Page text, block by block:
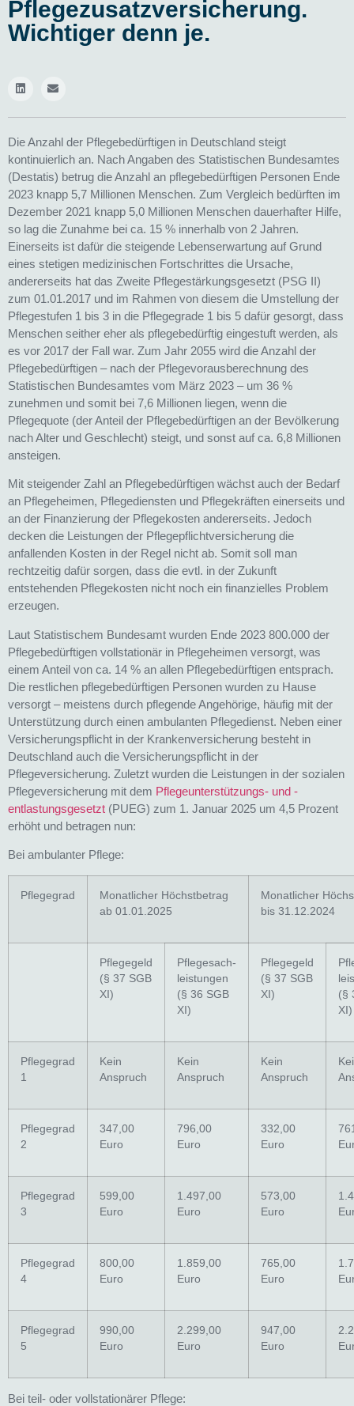
Pflegezusatzversicherung.
Wichtiger denn je.
Die Anzahl der Pflegebedürftigen in Deutschland steigt
kontinuierlich an. Nach Angaben des Statistischen Bundesamtes
(Destatis) betrug die Anzahl an pflegebedürftigen Personen Ende
2023 knapp 5,7 Millionen Menschen. Zum Vergleich bedürften im
Dezember 2021 knapp 5,0 Millionen Menschen dauerhafter Hilfe,
so lag die Zunahme bei ca. 15 % innerhalb von 2 Jahren.
Einerseits ist dafür die steigende Lebenserwartung auf Grund
eines stetigen medizinischen Fortschrittes die Ursache,
andererseits hat das Zweite Pflegestärkungsgesetzt (PSG II)
zum 01.01.2017 und im Rahmen von diesem die Umstellung der
Pflegestufen 1 bis 3 in die Pflegegrade 1 bis 5 dafür gesorgt, dass
Menschen seither eher als pflegebedürftig eingestuft werden, als
es vor 2017 der Fall war. Zum Jahr 2055 wird die Anzahl der
Pflegebedürftigen – nach der Pflegevorausberechnung des
Statistischen Bundesamtes vom März 2023 – um 36 %
zunehmen und somit bei 7,6 Millionen liegen, wenn die
Pflegequote (der Anteil der Pflegebedürftigen an der Bevölkerung
nach Alter und Geschlecht) steigt, und sonst auf ca. 6,8 Millionen
ansteigen.
Mit steigender Zahl an Pflegebedürftigen wächst auch der Bedarf
an Pflegeheimen, Pflegediensten und Pflegekräften einerseits und
an der Finanzierung der Pflegekosten andererseits. Jedoch
decken die Leistungen der Pflegepflichtversicherung die
anfallenden Kosten in der Regel nicht ab. Somit soll man
rechtzeitig dafür sorgen, dass die evtl. in der Zukunft
entstehenden Pflegekosten nicht noch ein finanzielles Problem
erzeugen.
Laut Statistischem Bundesamt wurden Ende 2023 800.000 der
Pflegebedürftigen vollstationär in Pflegeheimen versorgt, was
einem Anteil von ca. 14 % an allen Pflegebedürftigen entsprach.
Die restlichen pflegebedürftigen Personen wurden zu Hause
versorgt – meistens durch pflegende Angehörige, häufig mit der
Unterstützung durch einen ambulanten Pflegedienst. Neben einer
Versicherungspflicht in der Krankenversicherung besteht in
Deutschland auch die Versicherungspflicht in der
Pflegeversicherung. Zuletzt wurden die Leistungen in der sozialen
Pflegeversicherung mit dem Pflegeunterstützungs- und -
entlastungsgesetzt (PUEG) zum 1. Januar 2025 um 4,5 Prozent
erhöht und betragen nun:
Bei ambulanter Pflege:
Pflegegrad
Monatlicher Höchstbetrag
ab 01.01.2025
Monatlicher
bis 31.12.2024
Pflegegeld
(§ 37 SGB
XI)
Pflegesach-
leistungen
(§ 36 SGB
XI)
Pflegegeld
(§ 37 SGB
XI)
(§
XI)
Pflegegrad
1
Kein
Anspruch
Kein
Anspruch
Kein
Anspruch
Pflegegrad
2
347,00
Euro
796,00
Euro
332,00
Euro
Pflegegrad
3
599,00
Euro
1.497,00
Euro
573,00
Euro
Pflegegrad
4
800,00
Euro
1.859,00
Euro
765,00
Euro
Pflegegrad
5
990,00
Euro
2.299,00
Euro
947,00
Euro
Bei teil- oder vollstationärer Pflege: